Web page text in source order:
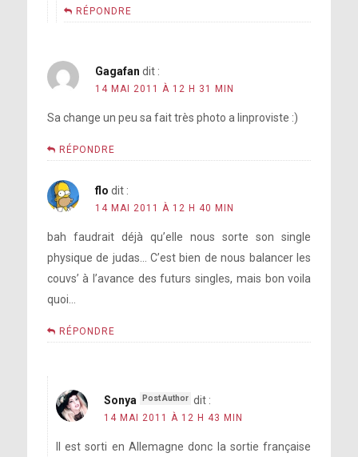
RÉPONDRE
Gagafan dit :
14 MAI 2011 À 12 H 31 MIN
Sa change un peu sa fait très photo a linproviste :)
RÉPONDRE
flo dit :
14 MAI 2011 À 12 H 40 MIN
bah faudrait déjà qu’elle nous sorte son single
physique de judas… C’est bien de nous balancer les
couvs’ à l’avance des futurs singles, mais bon voila
quoi…
RÉPONDRE
Sonya dit :
14 MAI 2011 À 12 H 43 MIN
Il est sorti en Allemagne donc la sortie française